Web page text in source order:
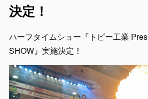
決定！
ハーフタイムショー『トピー工業
SHOW』実施決定！